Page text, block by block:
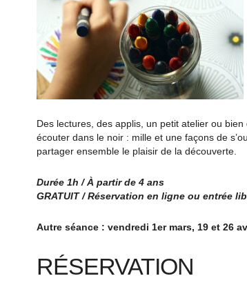
Des lectures, des applis, un petit atelier ou
écouter dans le noir : mille et une façons de
partager ensemble le plaisir de la découverte.
Durée 1h / À partir de 4 ans
GRATUIT / Réservation en ligne ou entrée
Autre séance : vendredi 1er mars, 19 et 26
RÉSERVATION